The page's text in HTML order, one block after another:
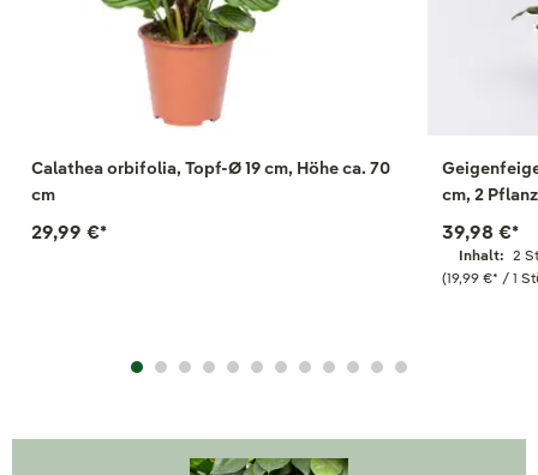
Calathea orbifolia, Topf-Ø 19 cm, Höhe ca. 70
cm
29,99 €*
cm, 2
Inhalt: 2
(19,99 €* / 1
39,98 €*